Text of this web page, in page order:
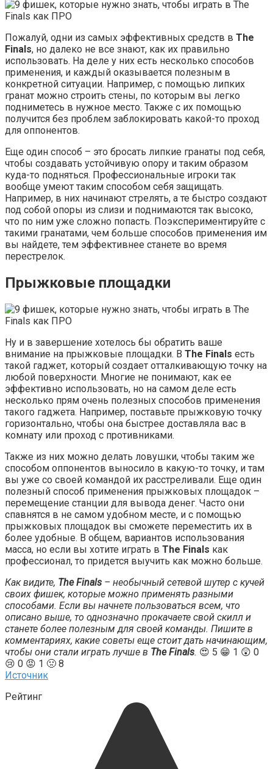
Пожалуй, одни из самых эффективных средств в The
Finals, но далеко не все знают, как их правильно
использовать. На деле у них есть несколько способов
применения, и каждый оказывается полезным в
конкретной ситуации. Например, с помощью липких
гранат можно строить стены, по которым вы легко
подниметесь в нужное место. Также с их помощью
получится без проблем заблокировать какой-то проход
для оппонентов.
Еще один способ – это бросать липкие гранаты под себя,
чтобы создавать устойчивую опору и таким образом
куда-то подняться. Профессиональные игроки так
вообще умеют таким способом себя защищать.
Например, в них начинают стрелять, а те быстро создают
под собой опоры из слизи и поднимаются так высоко,
что по ним уже сложно попасть. Поэкспериментируйте с
такими гранатами, чем больше способов применения им
вы найдете, тем эффективнее станете во время
перестрелок.
Прыжковые площадки
Ну и в завершение хотелось бы обратить ваше
внимание на прыжковые площадки. В The Finals есть
такой гаджет, который создает отталкивающую точку на
любой поверхности. Многие не понимают, как ее
эффективно использовать, но на самом деле есть
несколько прям очень полезных способов применения
такого гаджета. Например, поставьте прыжковую точку
горизонтально, чтобы она быстрее доставляла вас в
комнату или проход с противниками.
Также из них можно делать ловушки, чтобы таким же
способом оппонентов выносило в какую-то точку, и там
вы уже со своей командой их расстреливали. Еще один
полезный способ применения прыжковых площадок –
перемещение станции для вывода денег. Часто они
спавнятся в не самом удобном месте, и с помощью
прыжковых площадок вы сможете переместить их в
более удобные. В общем, вариантов использования
масса, но если вы хотите играть в The Finals как
профессионал, то придется выучить как можно больше.
Как видите, The Finals – необычный сетевой шутер с кучей
своих фишек, которые можно применять разными
способами. Если вы начнете пользоваться всем, что
описано выше, то однозначно прокачаете свой скилл и
станете более полезным для своей команды. Пишите в
комментариях, какие советы еще стоит дать начинающим,
чтобы они стали играть лучше в The Finals. 😍 5 😁 1 😲 0
😢 0 😡 1 🤢 8
Источник
Рейтинг